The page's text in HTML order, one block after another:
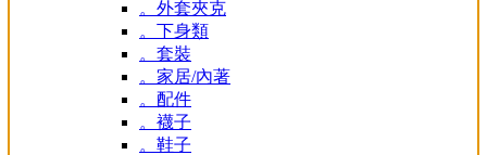
。外套夾克
。下身類
。套裝
。家居/內著
。配件
。襪子
。鞋子